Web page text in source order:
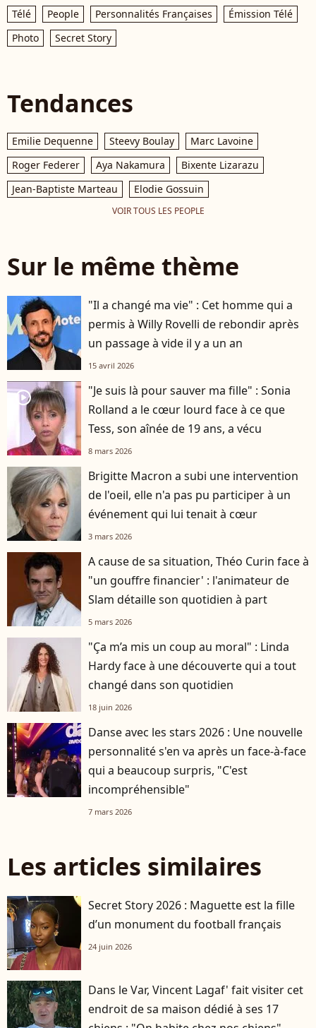
Télé People Personnalités Françaises
Émission Télé
Photo
Secret Story
Tendances
Emilie Dequenne Steevy Boulay
Marc Lavoine
Roger Federer
Aya Nakamura
Bixente Lizarazu
Jean-Baptiste Marteau
Elodie Gossuin
VOIR TOUS LES PEOPLE
Sur le même thème
"Il a changé ma vie" : Cet homme qui a
permis à Willy Rovelli de rebondir après
un passage à vide il y a un an
15 avril 2026
player2
"Je suis là pour sauver ma fille" : Sonia
Rolland a le cœur lourd face à ce que
Tess, son aînée de 19 ans, a vécu
8 mars 2026
Brigitte Macron a subi une intervention
de l'oeil, elle n'a pas pu participer à un
événement qui lui tenait à cœur
3 mars 2026
A cause de sa situation, Théo Curin face à
"un gouffre financier' : l'animateur de
Slam détaille son quotidien à part
5 mars 2026
"Ça m’a mis un coup au moral" : Linda
Hardy face à une découverte qui a tout
changé dans son quotidien
18 juin 2026
Danse avec les stars 2026 : Une nouvelle
personnalité s'en va après un face-à-face
qui a beaucoup surpris, "C'est
incompréhensible"
7 mars 2026
Les articles similaires
Secret Story 2026 : Maguette est la fille
d’un monument du football français
24 juin 2026
Dans le Var, Vincent Lagaf' fait visiter cet
endroit de sa maison dédié à ses 17